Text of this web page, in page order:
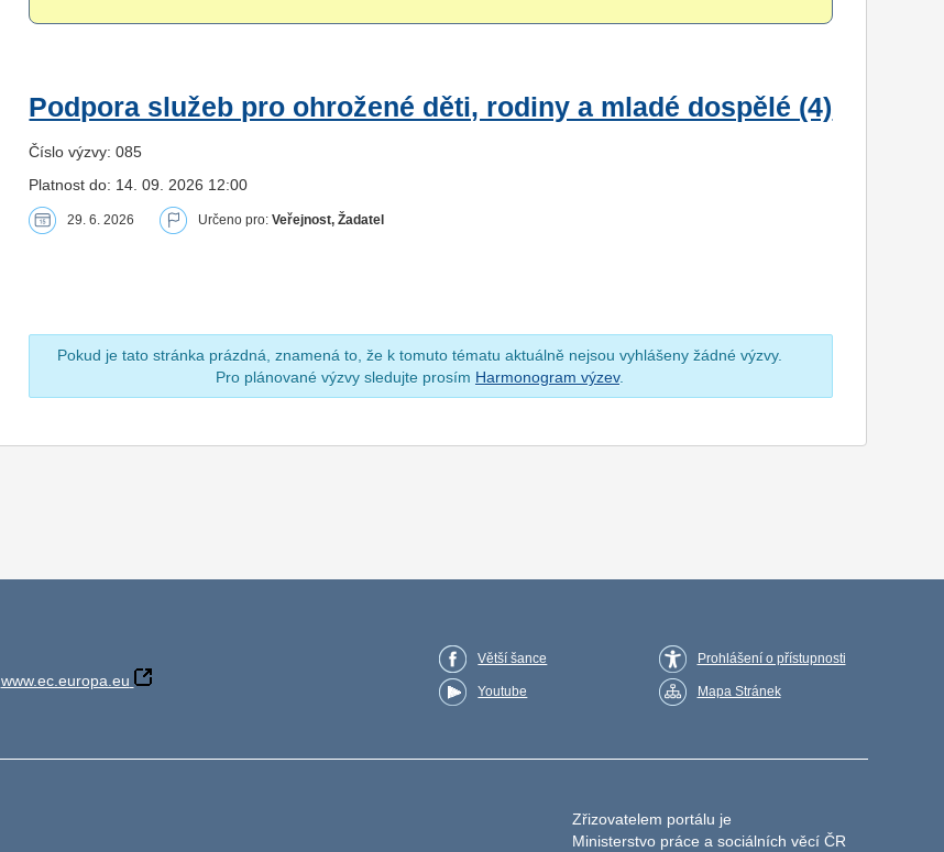
Podpora služeb pro ohrožené děti, rodiny a mladé dospělé (4)
Číslo výzvy: 085
Platnost do: 14. 09. 2026 12:00
29. 6. 2026 Určeno pro:Veřejnost, Žadatel
Pokud je tato stránka prázdná, znamená to, že k tomuto tématu aktuálně nejsou vyhlášeny žádné výzvy.
Pro plánované výzvy sledujte prosím Harmonogram výzev.
www.ec.europa.eu
Větší šance
Youtube
Prohlášení o přístupnosti
Mapa Stránek
Zřizovatelem portálu je
Ministerstvo práce a sociálních věcí ČR